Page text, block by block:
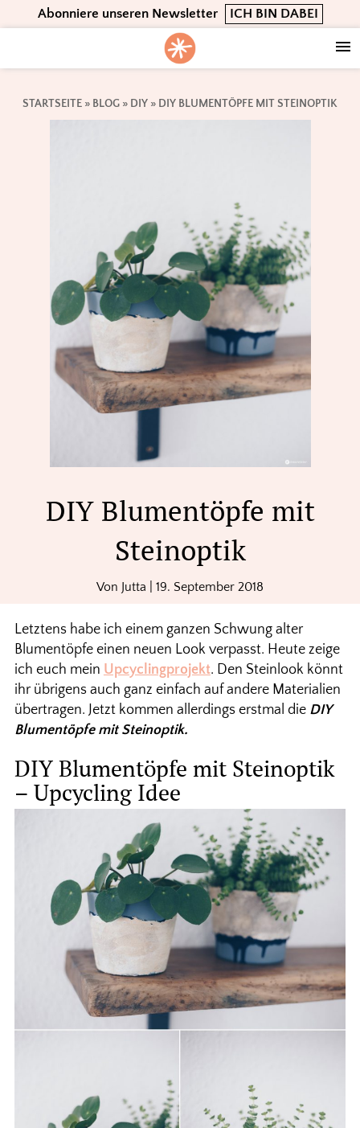
to
navigation
to
content
to
Abonniere unseren Newsletter ICH BIN DABEI
STARTSEITE » BLOG » DIY » DIY BLUMENTÖPFE MIT STEINOPTIK
DIY Blumentöpfe mit
Steinoptik
Von Jutta 19. September 2018
Letztens habe ich einem ganzen Schwung alter
Blumentöpfe einen neuen Look verpasst. Heute zeige
ich euch mein Upcyclingprojekt. Den Steinlook könnt
ihr übrigens auch ganz einfach auf andere Materialien
übertragen. Jetzt kommen allerdings erstmal die DIY
Blumentöpfe mit Steinoptik.
DIY Blumentöpfe mit Steinoptik
– Upcycling Idee